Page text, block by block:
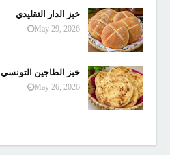
خبز الدار التقليدي
May 29, 2026
خبز الطاجين التونسي
May 26, 2026